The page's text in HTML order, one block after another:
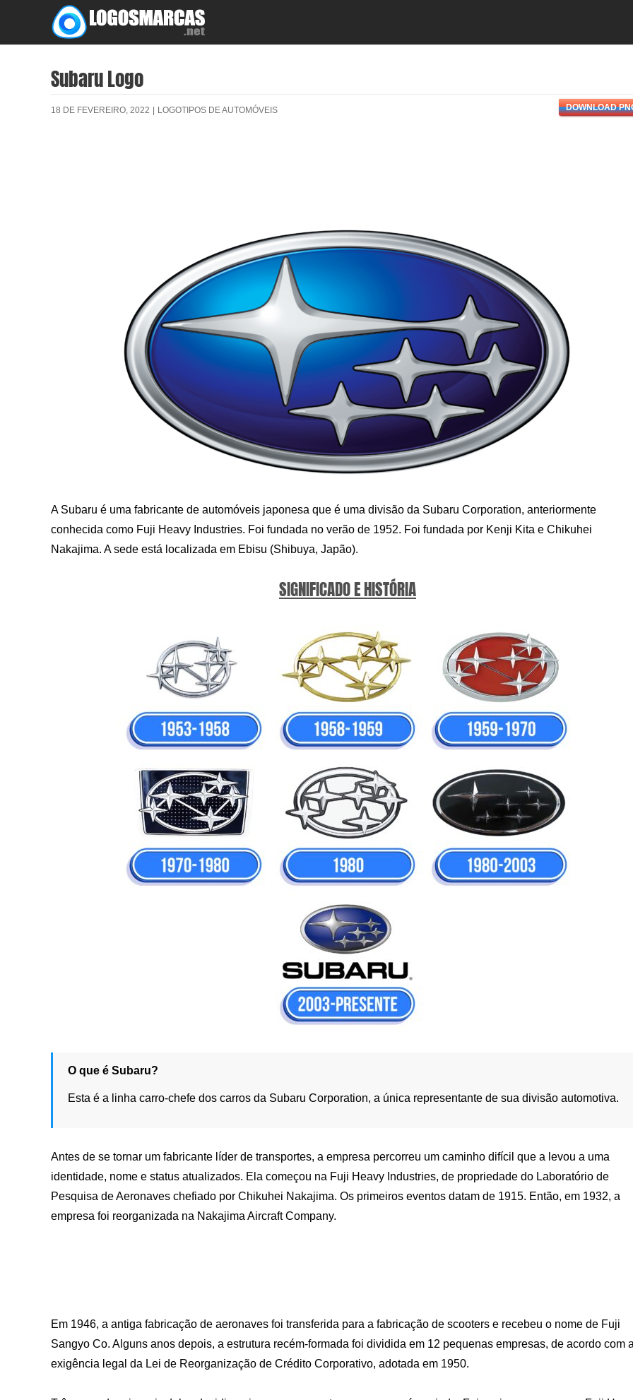
content
Subaru Logo
18 DE FEVEREIRO, 2022 | LOGOTIPOS DE AUTOMÓVEIS DOWNLOAD
A Subaru é uma fabricante de automóveis japonesa que é uma divisão da Subaru Corporation, anteriormente
conhecida como Fuji Heavy Industries. Foi fundada no verão de 1952. Foi fundada por Kenji Kita e Chikuhei
Nakajima. A sede está localizada em Ebisu (Shibuya, Japão).
SIGNIFICADO E HISTÓRIA
O que é Subaru?
Esta é a linha carro-chefe dos carros da Subaru Corporation, a única representante de sua divisão automotiva.
Antes de se tornar um fabricante líder de transportes, a empresa percorreu um caminho difícil que a levou a uma
identidade, nome e status atualizados. Ela começou na Fuji Heavy Industries, de propriedade do Laboratório de
Pesquisa de Aeronaves chefiado por Chikuhei Nakajima. Os primeiros eventos datam de 1915. Então, em 1932, a
empresa foi reorganizada na Nakajima Aircraft Company.
Em 1946, a antiga fabricação de aeronaves foi transferida para a fabricação de scooters e recebeu o nome de Fuji
Sangyo Co. Alguns anos depois, a estrutura recém-formada foi dividida em 12 pequenas empresas, de acordo com
exigência legal da Lei de Reorganização de Crédito Corporativo, adotada em 1950.